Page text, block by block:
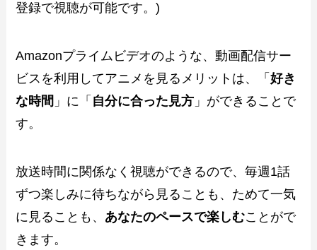
登録で視聴が可能です。)
Amazonプライムビデオのような、動画配信サー
ビスを利用してアニメを見るメリットは、「好き
な時間 」に「 自分に合った見方 」ができることで
す。
放送時間に関係なく視聴ができるので、毎週1話
ずつ楽しみに待ちながら見ることも、ためて一気
に見ることも、 あなたのペースで楽しむことがで
きます。